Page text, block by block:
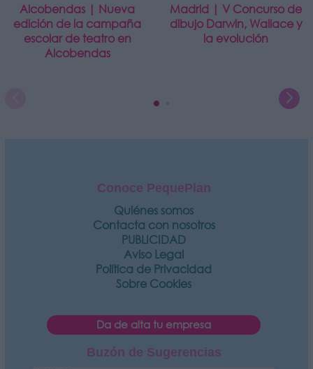
Alcobendas | Nueva
edición de la campaña
escolar de teatro en
Alcobendas
Madrid | V Concurso de
dibujo Darwin, Wallace y
la evolución
Conoce PequePlan
Quiénes somos
Contacta con nosotros
PUBLICIDAD
Aviso Legal
Política de Privacidad
Sobre Cookies
Da de alta tu empresa
Buzón de Sugerencias